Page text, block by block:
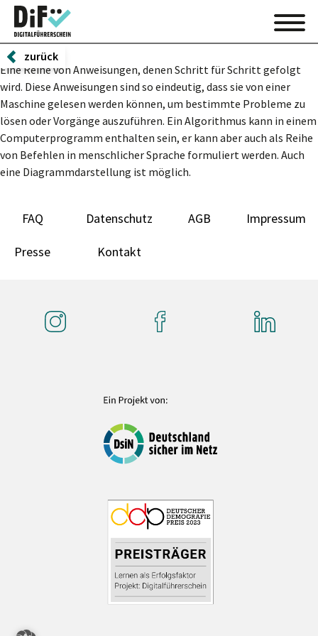
zurück
Eine Reihe von Anweisungen, denen Schritt für Schritt gefolgt
wird. Diese Anweisungen sind so eindeutig, dass sie von einer
Maschine gelesen werden können, um bestimmte Probleme zu
lösen oder Vorgänge auszuführen. Ein Algorithmus kann in einem
Computerprogramm enthalten sein, er kann aber auch als Reihe
von Befehlen in menschlicher Sprache formuliert werden. Auch
eine Diagrammdarstellung ist möglich.
FAQ Datenschutz AGB Impressum
Presse Kontakt